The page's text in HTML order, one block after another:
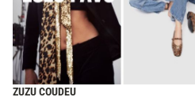
ZUZU COUDEU